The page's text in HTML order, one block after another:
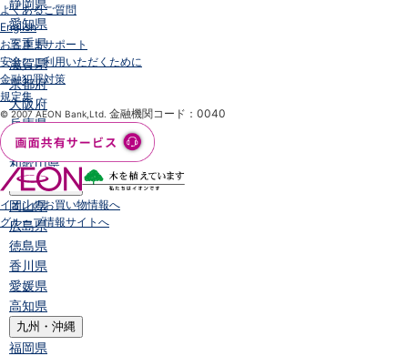
静岡県
愛知県
三重県
滋賀県
京都府
大阪府
兵庫県
奈良県
和歌山県
中国／四国
岡山県
広島県
徳島県
香川県
愛媛県
高知県
九州・沖縄
福岡県
よくあるご質問
English
お客さまサポート
安全にご利用いただくために
金融犯罪対策
規定集
© 2007 AEON Bank,Ltd. 金融機関コード：0040
イオンのお買い物情報へ
グループ情報サイトへ